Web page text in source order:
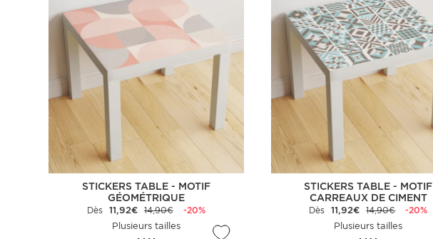
STICKERS TABLE - MOTIF
GÉOMÉTRIQUE
Dès 11,92€ 14,90€
-20%
Plusieurs tailles
STICKERS TABLE - MOTIF
CARREAUX DE CIMENT
Dès 11,92€ 14,90€
-20%
Plusieurs tailles